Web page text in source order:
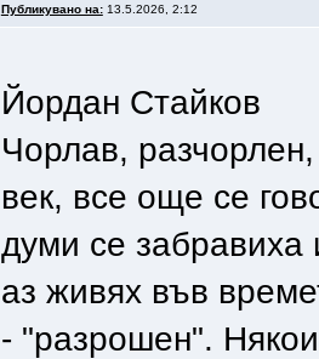
Публикувано на:13.5.2026, 2:12
Йордан Стайков
Чорлав,
век, все още се
думи се забравиха
аз живях във
- "разрошен". Някои